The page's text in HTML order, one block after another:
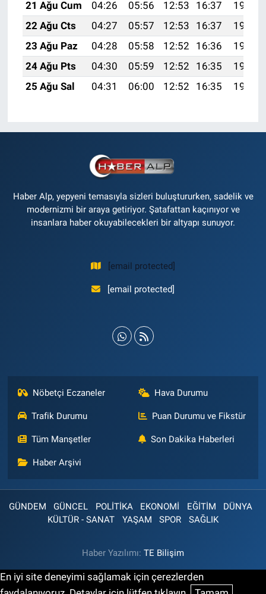
21 Ağu Cum
04:26 05:56 12:53 16:37
19:40
22 Ağu Cts
04:27 05:57 12:53 16:37
19:38
23 Ağu Paz
04:28 05:58 12:52 16:36
19:37
24 Ağu Pts
04:30 05:59 12:52 16:35
19:35
25 Ağu Sal
04:31 06:00 12:52 16:35 19:34
Haber Alp, yepyeni temasıyla sizleri buluştururken, sadelik ve
modernizmi bir araya getiriyor. Şatafattan kaçınıyor ve
insanlara haber okuyabilecekleri bir altyapı sunuyor.
[email protected]
[email protected]
Nöbetçi Eczaneler Hava Durumu
Trafik Durumu Puan Durumu ve Fikstür
Tüm Manşetler Son Dakika Haberleri
Haber Arşivi
GÜNDEM GÜNCEL POLİTİKA EKONOMİ EĞİTİM
DÜNYA
KÜLTÜR - SANAT
YAŞAM SPOR SAĞLIK
Haber Yazılımı: TE Bilişim
En iyi site deneyimi sağlamak için çerezlerden